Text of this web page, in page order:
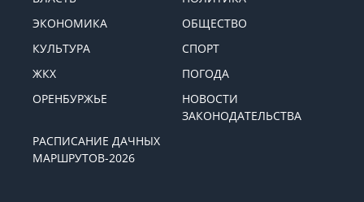
ЭКОНОМИКА
ОБЩЕСТВО
КУЛЬТУРА
СПОРТ
ЖКХ
ПОГОДА
ОРЕНБУРЖЬЕ
НОВОСТИ
ЗАКОНОДАТЕЛЬСТВА
РАСПИСАНИЕ ДАЧНЫХ
МАРШРУТОВ-2026